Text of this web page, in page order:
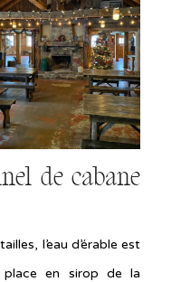
de cabane
l’eau d’érable est
en sirop de la